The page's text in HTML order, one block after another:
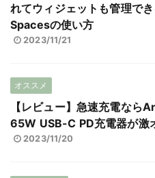
れてウィジェットも管理で
Spacesの使い方
2023/11/21
オススメ
【レビュー】急速充電なら
65W USB-C PD充電器が激
2023/11/20